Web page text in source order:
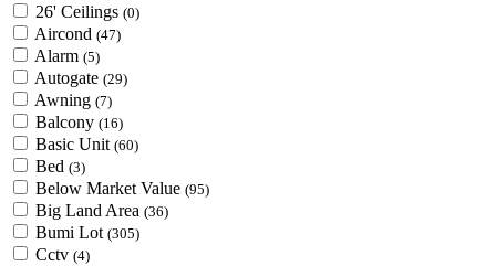
26' Ceilings (0)
Aircond (47)
Alarm (5)
Autogate (29)
Awning (7)
Balcony (16)
Basic Unit (60)
Bed (3)
Below Market Value (95)
Big Land Area (36)
Bumi Lot (305)
Cctv (4)